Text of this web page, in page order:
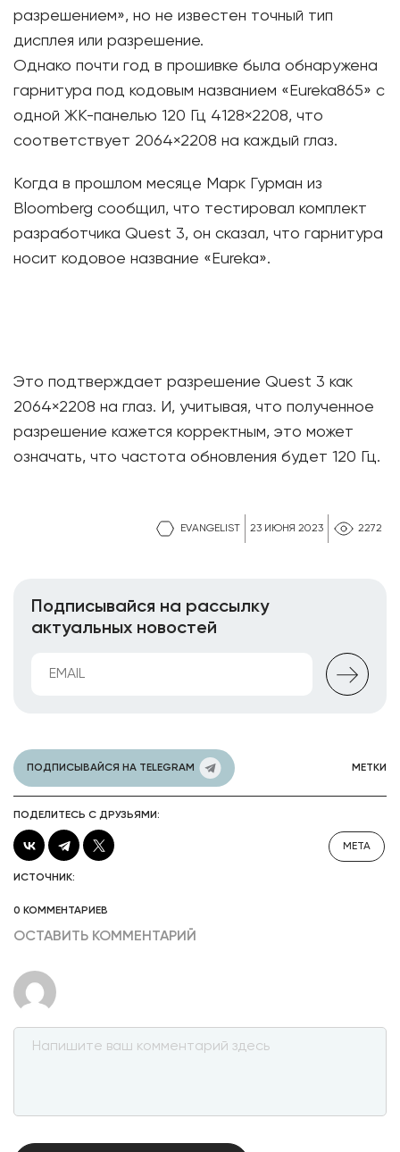
EVANGELIST 23 ИЮНЯ 2023 2272
разрешением», но не известен точный тип
дисплея или разрешение.
Однако почти год в прошивке была обнаружена
гарнитура под кодовым названием «Eureka865» с
одной ЖК-панелью 120 Гц 4128×2208, что
соответствует 2064×2208 на каждый глаз.
Когда в прошлом месяце Марк Гурман из
Bloomberg сообщил, что тестировал комплект
разработчика Quest 3, он сказал, что гарнитура
носит кодовое название «Eureka».
Это подтверждает разрешение Quest 3 как
2064×2208 на глаз. И, учитывая, что полученное
разрешение кажется корректным, это может
означать, что частота обновления будет 120 Гц.
Подписывайся на рассылку
актуальных новостей
ПОДПИСЫВАЙСЯ НА TELEGRAM МЕТКИ
ПОДЕЛИТЕСЬ С ДРУЗЬЯМИ:
META
ИСТОЧНИК:
0 КОММЕНТАРИЕВ
ОСТАВИТЬ КОММЕНТАРИЙ